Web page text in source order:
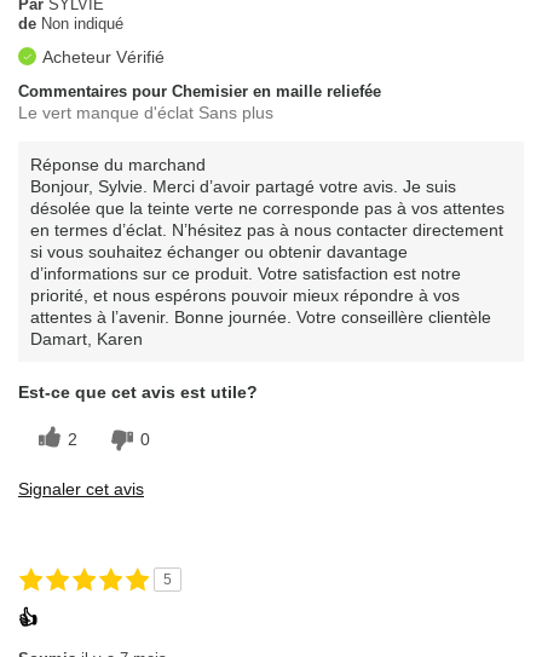
Par SYLVIE
de Non indiqué
Acheteur Vérifié
Commentaires pour Chemisier en maille reliefée
Le vert manque d'éclat Sans plus
Réponse du marchand
Bonjour, Sylvie. Merci d’avoir partagé votre avis. Je suis
désolée que la teinte verte ne corresponde pas à vos attentes
en termes d’éclat. N’hésitez pas à nous contacter directement
si vous souhaitez échanger ou obtenir davantage
d’informations sur ce produit. Votre satisfaction est notre
priorité, et nous espérons pouvoir mieux répondre à vos
attentes à l’avenir. Bonne journée. Votre conseillère clientèle
Damart, Karen
Est-ce que cet avis est utile?
2 0
Signaler cet avis
5
👍